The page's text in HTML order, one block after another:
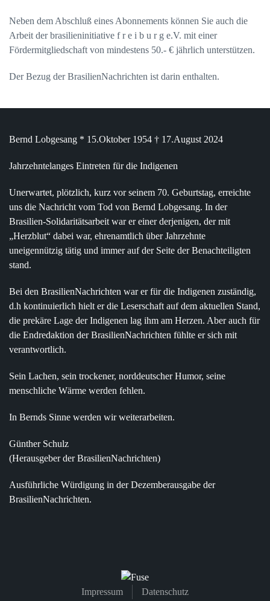
Neben dem Abschluß eines Abonnements können Sie auch die
Arbeit der brasilieninitiative f r e i b u r g e.V. mit einer
Fördermitgliedschaft von mindestens 50.- € jährlich unterstützen.
Der Bezug der BrasilienNachrichten ist darin enthalten.
Bernd Lobgesang * 15.Oktober 1954 † 17.August 2024
Jahrzehntelanges Eintreten für die Indigenen
Unerwartet, plötzlich, kurz vor seinem 70. Geburtstag, erreichte
uns die Nachricht vom Tod von Bernd Lobgesang. In der
Brasilien-Solidaritätsarbeit war er einer derjenigen, der mit
„Herzblut“ dabei war, ehrenamtlich über Jahrzehnte
uneigennützig tätig und immer auf der Seite der Benachteiligten
stand.
Bei den BrasilienNachrichten war er für die Indigenen zuständig,
d.h kontinuierlich hielt er die Leserschaft auf dem aktuellen Stand,
die prekäre Lage der Indigenen lag ihm am Herzen. Aber auch für
die Endredaktion derBrasilienNachrichten fühlte er sich mit
verantwortlich.
Sein Lachen, sein trockener, norddeutscher Humor, seine
menschliche Wärme werden fehlen.
In Bernds Sinne werden wir weiterarbeiten.
Günther Schulz
(Herausgeber der BrasilienNachrichten)
Ausführliche Würdigung in der Dezemberausgabe der
BrasilienNachrichten.
Impressum Datenschutz